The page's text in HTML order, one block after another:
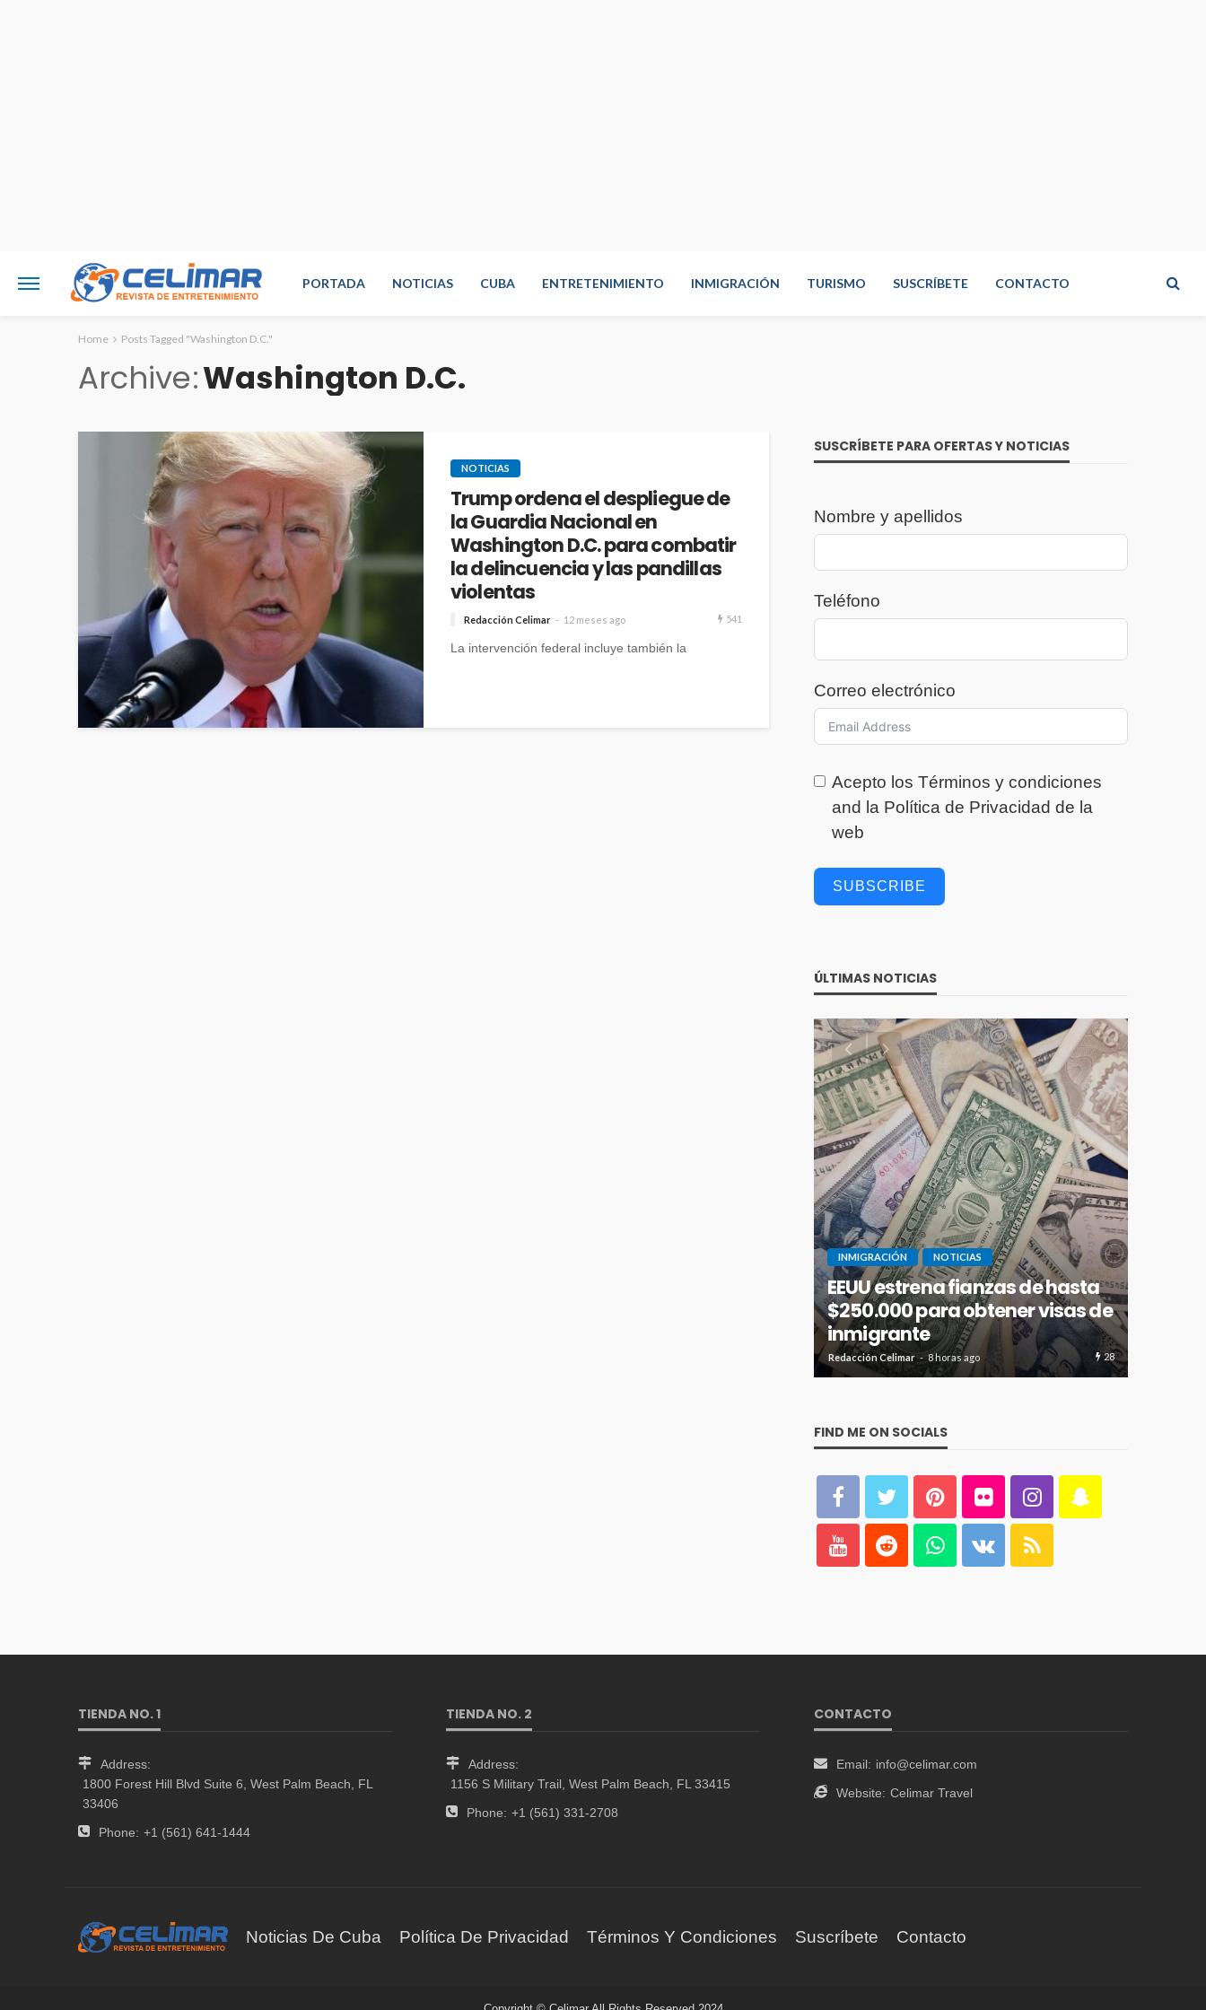
PORTADA NOTICIAS CUBA ENTRETENIMIENTO INMIGRACIÓN TURISMO SUSCRÍBETE CONTACTO
Home Posts Tagged "Washington D.C."
Archive Washington D.C.
NOTICIAS
Trump ordena el despliegue de
la Guardia Nacional en
Washington D.C. para combatir
la delincuencia y las pandillas
violentas
Redacción Celimar 12 meses ago 541
La intervención federal incluye también la
SUSCRÍBETE PARA OFERTAS Y NOTICIAS
Nombre y apellidos
Teléfono
Correo electrónico
Acepto los Términos y condiciones
and la Política de Privacidad de la
web
SUBSCRIBE
ÚLTIMAS NOTICIAS
EEUU estrena fianzas de hasta
$250.000 para obtener visas de
28
CUBA INMIGRACIÓN NOTICIAS
ICE intensifica arrestos en
aeropuertos de EEUU y
advierten de riesgos para
inmigrantes y familiares
Redacción Celimar 1 día ago
FIND ME ON SOCIALS
TIENDA NO. 1
Address:
1800 Forest Hill Blvd Suite 6, West Palm Beach, FL
33406
Phone: +1 (561) 641-1444
TIENDA NO. 2
Address:
1156 S Military Trail, West Palm Beach, FL 33415
Phone: +1 (561) 331-2708
CONTACTO
Email: info@celimar.com
Website: Celimar Travel
Noticias De Cuba Política De Privacidad Términos Y Condiciones Suscríbete Contacto